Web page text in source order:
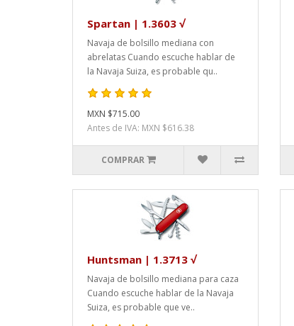
Spartan | 1.3603 √
Navaja de bolsillo mediana con
abrelatas Cuando escuche hablar de
la Navaja Suiza, es probable qu..
MXN $715.00
Antes de IVA: MXN $616.38
COMPRAR
Huntsman | 1.3713 √
Navaja de bolsillo mediana para caza
Cuando escuche hablar de la Navaja
Suiza, es probable que ve..